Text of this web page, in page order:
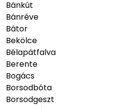
Bánkút
Bánréve
Bátor
Bekölce
Bélapátfalva
Berente
Bogács
Borsodbóta
Borsodgeszt